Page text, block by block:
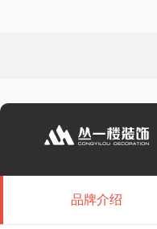
品牌介绍